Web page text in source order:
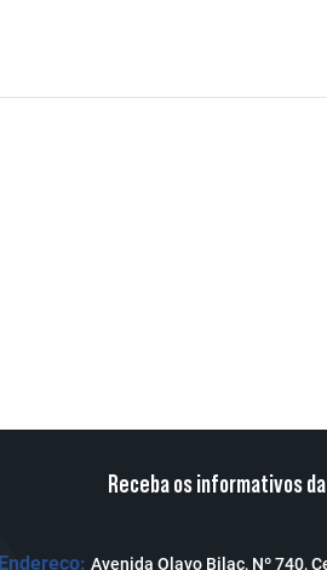
Receba os informativos
Endereço: Avenida Olavo Bilac, Nº 740,